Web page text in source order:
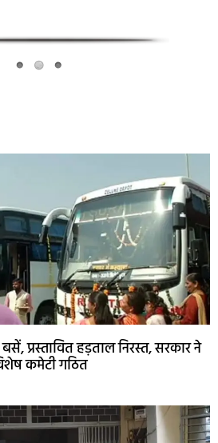
प्रस्तावित हड़ताल निरस्त, सरकार ने
कमेटी गठित